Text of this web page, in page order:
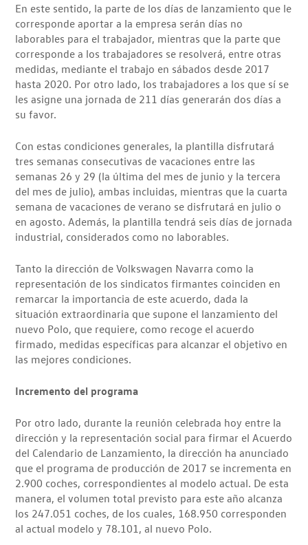
En este sentido, la parte de los días de lanzamiento que le
corresponde aportar a la empresa serán días no
laborables para el trabajador, mientras que la parte que
corresponde a los trabajadores se resolverá, entre otras
medidas, mediante el trabajo en sábados desde 2017
hasta 2020. Por otro lado, los trabajadores a los que sí se
les asigne una jornada de 211 días generarán dos días a
su favor.
Con estas condiciones generales, la plantilla disfrutará
tres semanas consecutivas de vacaciones entre las
semanas 26 y 29 (la última del mes de junio y la tercera
del mes de julio), ambas incluidas, mientras que la cuarta
semana de vacaciones de verano se disfrutará en julio o
en agosto. Además, la plantilla tendrá seis días de jornada
industrial, considerados como no laborables.
Tanto la dirección de Volkswagen Navarra como la
representación de los sindicatos firmantes coinciden en
remarcar la importancia de este acuerdo, dada la
situación extraordinaria que supone el lanzamiento del
nuevo Polo, que requiere, como recoge el acuerdo
firmado, medidas específicas para alcanzar el objetivo en
las mejores condiciones.
Incremento del programa
Por otro lado, durante la reunión celebrada hoy entre la
dirección y la representación social para firmar el Acuerdo
del Calendario de Lanzamiento, la dirección ha anunciado
que el programa de producción de 2017 se incrementa en
2.900 coches, correspondientes al modelo actual. De esta
manera, el volumen total previsto para este año alcanza
los 247.051 coches, de los cuales, 168.950 corresponden
al actual modelo y 78.101, al nuevo Polo.